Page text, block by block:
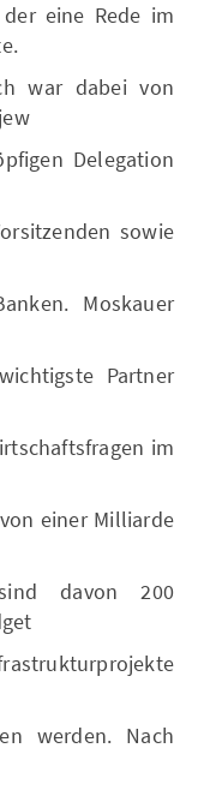
eine Rede im
war dabei von
Delegation
sowie
Moskauer
Partner
im
einer Milliarde
davon 200
werden. Nach